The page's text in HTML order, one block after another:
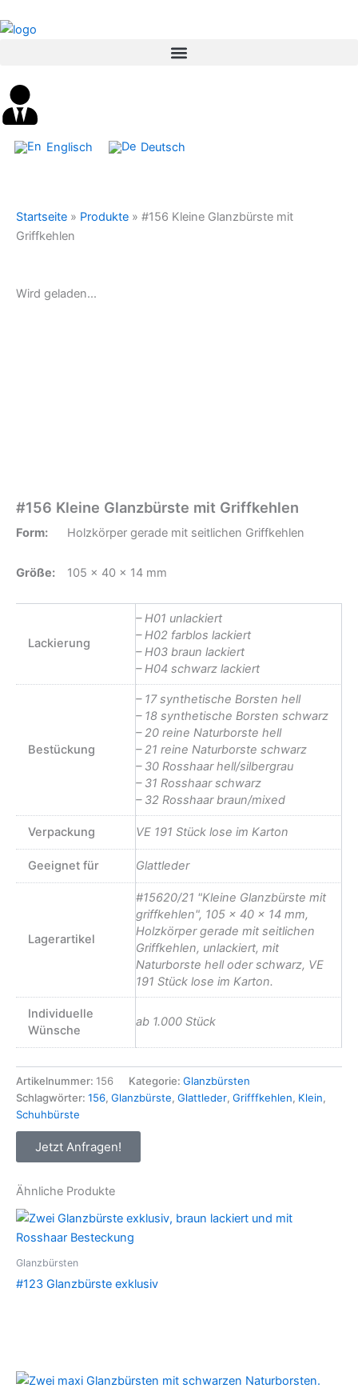
springen
Inhalt
Englisch Deutsch
Startseite » Produkte » #156 Kleine Glanzbürste mit
Griffkehlen
Wird geladen...
#156 Kleine Glanzbürste mit Griffkehlen
Form: Holzkörper gerade mit seitlichen Griffkehlen
Größe: 105 x 40 x 14 mm
Lackierung
– H01 unlackiert
– H02 farblos lackiert
– H03 braun lackiert
– H04 schwarz lackiert
Bestückung
– 17 synthetische Borsten hell
– 18 synthetische Borsten schwarz
– 20 reine Naturborste hell
– 21 reine Naturborste schwarz
– 30 Rosshaar hell/silbergrau
– 31 Rosshaar schwarz
– 32 Rosshaar braun/mixed
Verpackung VE 191 Stück lose im Karton
Geeignet für Glattleder
Lagerartikel
#15620/21 "Kleine Glanzbürste mit
griffkehlen", 105 x 40 x 14 mm,
Holzkörper gerade mit seitlichen
Griffkehlen, unlackiert, mit
Naturborste hell oder schwarz, VE
191 Stück lose im Karton.
Individuelle
Wünsche
ab 1.000 Stück
Artikelnummer: 156 Kategorie: Glanzbürsten
Schlagwörter: 156, Glanzbürste, Glattleder, Grifffkehlen, Klein,
Schuhbürste
Jetzt Anfragen!
Ähnliche Produkte
Glanzbürsten
#123 Glanzbürste exklusiv